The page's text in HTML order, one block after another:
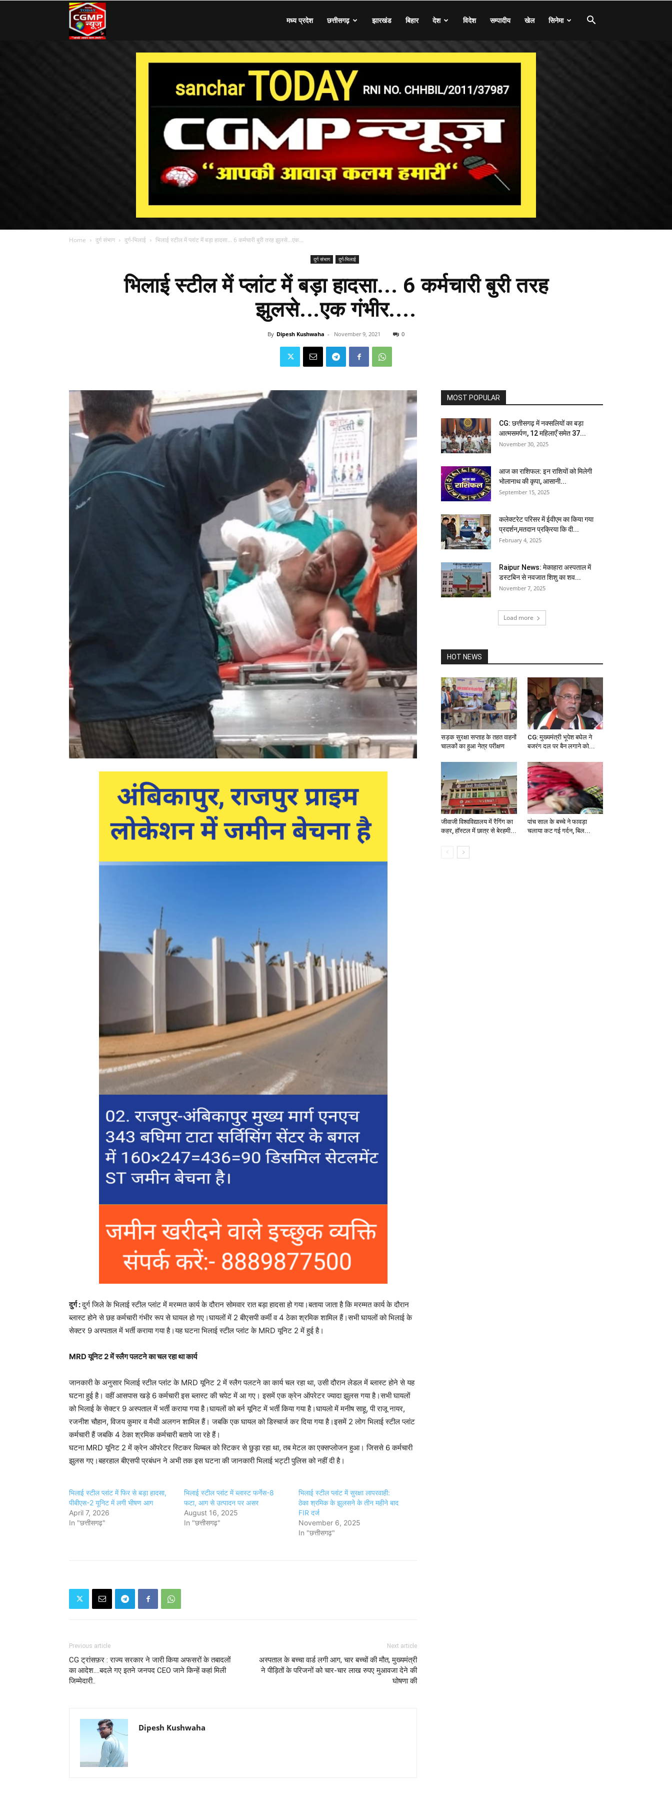
मध्य प्रदेश छत्तीसगढ़ झारखंड बिहार देश विदेश सम्पादीय खेल सिनेमा
Home दुर्ग संभाग दुर्ग-भिलाई भिलाई स्टील में प्लांट में बड़ा हादसा... 6 कर्मचारी बुरी तरह झुलसे...एक...
दुर्ग संभाग दुर्ग-भिलाई
भिलाई स्टील में प्लांट में बड़ा हादसा... 6 कर्मचारी बुरी तरह
झुलसे...एक गंभीर....
By Dipesh Kushwaha - November 9, 2021 0
दुर्ग :दुर्ग जिले के भिलाई स्टील प्लांट में मरम्मत कार्य के दौरान सोमवार रात बड़ा हादसा हो गया।बताया जाता है कि मरम्मत कार्य के दौरान
ब्लास्ट होने से छह कर्मचारी गंभीर रूप से घायल हो गए।घायलों में 2 बीएसपी कर्मी व 4 ठेका श्रमिक शामिल हैं।सभी घायलों को भिलाई के
सेक्टर 9 अस्पताल में भर्ती कराया गया है।यह घटना भिलाई स्टील प्लांट के MRD यूनिट 2 में हुई है।
MRD यूनिट 2 में स्लैग पलटने का चल रहा था कार्य
जानकारी के अनुसार भिलाई स्टील प्लांट के MRD यूनिट 2 में स्लैग पलटने का कार्य चल रहा था, उसी दौरान लेडल में ब्लास्ट होने से यह
घटना हुई है। वहीं आसपास खड़े 6 कर्मचारी इस ब्लास्ट की चपेट में आ गए। इसमें एक क्रेन ऑपरेटर ज्यादा झुलस गया है।सभी घायलों
को भिलाई के सेक्टर 9 अस्पताल में भर्ती कराया गया है।घायलों को बर्न यूनिट में भर्ती किया गया है।घायलो में मनीष साहू, पी राजू नायर,
रजनीश चौहान, विजय कुमार व मैथी अलगन शामिल हैं। जबकि एक घायल को डिस्चार्ज कर दिया गया है।इसमें 2 लोग भिलाई स्टील प्लांट
कर्मचारी हैं जबकि 4 ठेका श्रमिक कर्मचारी बताये जा रहे हैं।
घटना MRD यूनिट 2 में क्रेन ऑपरेटर स्टिकर थिम्बल को स्टिकर से छुड़ा रहा था, तब मेटल का एक्सप्लोजन हुआ। जिससे 6 कर्मचारी
झुलस गए।बहरहाल बीएसपी प्रबंधन ने अभी तक इस घटना की जानकारी भिलाई भट्टी पुलिस को नहीं दी है।
भिलाई स्टील प्लांट में फिर से बड़ा हादसा,
पीबीएस-2 यूनिट में लगी भीषण आग
April 7, 2026
In "छत्तीसगढ़"
भिलाई स्टील प्लांट में ब्लास्ट फर्नेस-8
फटा, आग से उत्पादन पर असर
August 16, 2025
In "छत्तीसगढ़"
भिलाई स्टील प्लांट में सुरक्षा लापरवाही:
ठेका श्रमिक के झुलसने के तीन महीने बाद
FIR दर्ज
November 6, 2025
In "छत्तीसगढ़"
Previous article
CG ट्रांसफ़र : राज्य सरकार ने जारी किया अफसरों के तबादलों
का आदेश….बदले गए इतने जनपद CEO जाने किन्हें कहां मिली
जिम्मेदारी..
Next article
अस्‍पताल के बच्चा वार्ड लगी आग, चार बच्चों की मौत, मुख्यमंत्री
ने पीड़ितों के परिजनों को चार-चार लाख रुपए मुआवजा देने की
घोषणा की
Dipesh Kushwaha
MOST POPULAR
CG: छत्तीसगढ़ में नक्सलियों का बड़ा
आत्मसमर्पण, 12 महिलाएँ समेत 37...
November 30, 2025
आज का राशिफल: इन राशियों को मिलेगी
भोलानाथ की कृपा, आसानी...
September 15, 2025
कलेक्टरेट परिसर में ईवीएम का किया गया
प्रदर्शन,मतदान प्रक्रिया कि दी...
February 4, 2025
Raipur News: मेकाहारा अस्पताल में
डस्टबिन से नवजात शिशु का शव...
November 7, 2025
Load more
HOT NEWS
सड़क सुरक्षा सप्ताह के तहत वाहनों
चालकों का हुआ नेत्र परीक्षण
CG: मुख्‍यमंत्री भूपेश बघेल ने
बजरंग दल पर बैन लगाने को...
जीवाजी विश्वविद्यालय में रैगिंग का
कहर, हॉस्टल में छात्र से बेरहमी...
पांच साल के बच्चे ने फावड़ा
चलाया कट गई गर्दन, बिल...